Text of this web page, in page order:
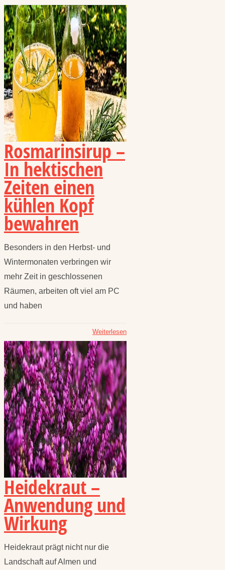
Rosmarinsirup –
In hektischen
Zeiten einen
kühlen Kopf
bewahren
Besonders in den Herbst- und
Wintermonaten verbringen wir
mehr Zeit in geschlossenen
Räumen, arbeiten oft viel am PC
und haben
Weiterlesen
Heidekraut –
Anwendung und
Wirkung
Heidekraut prägt nicht nur die
Landschaft auf Almen und